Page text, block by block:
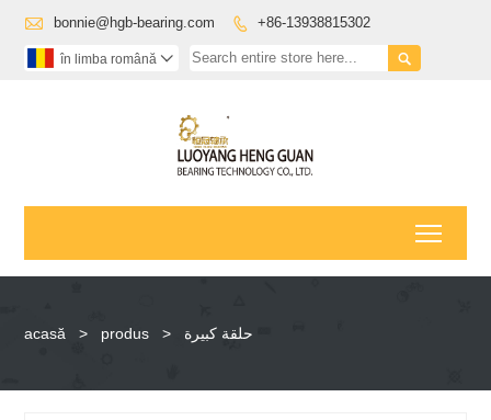
 bonnie@hgb-bearing.com  +86-13938815302

în limba română 
acasă > produs > حلقة كبيرة